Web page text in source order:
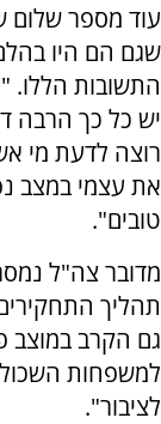
עוד מספר שלום
שגם הם היו
התשובות הללו.
יש כל כך הרבה
רוצה לדעת מי
את עצמי במצב
טובים".
מדובר צה"ל
גם הקרב במוצב
למשפחות
לציבור".